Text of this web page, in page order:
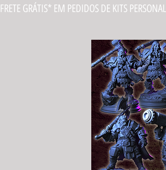
FRETE GRÁTIS* EM PEDIDOS DE KITS